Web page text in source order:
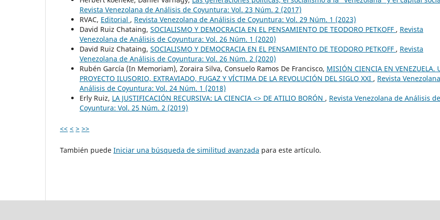
Revista Venezolana de Análisis de Coyuntura: Vol. 23 Núm. 2 (2017)
RVAC, Editorial , Revista Venezolana de Análisis de Coyuntura: Vol. 29 Núm. 1 (2023)
David Ruiz Chataing, SOCIALISMO Y DEMOCRACIA EN EL PENSAMIENTO DE TEODORO PETKOFF , Revista
Venezolana de Análisis de Coyuntura: Vol. 26 Núm. 1 (2020)
David Ruiz Chataing, SOCIALISMO Y DEMOCRACIA EN EL PENSAMIENTO DE TEODORO PETKOFF , Revista
Venezolana de Análisis de Coyuntura: Vol. 26 Núm. 2 (2020)
Rubén García (In Memoriam), Zoraira Silva, Consuelo Ramos De Francisco, MISIÓN CIENCIA EN VENEZUELA.
PROYECTO ILUSORIO, EXTRAVIADO, FUGAZ Y VÍCTIMA DE LA REVOLUCIÓN DEL SIGLO XXI , Revista
Análisis de Coyuntura: Vol. 24 Núm. 1 (2018)
Erly Ruiz, LA JUSTIFICACIÓN RECURSIVA: LA CIENCIA <> DE ATILIO BORÓN , Revista Venezolana de Análisis de
Coyuntura: Vol. 25 Núm. 2 (2019)
<< < > >>
También puede Iniciar una búsqueda de similitud avanzada para este artículo.